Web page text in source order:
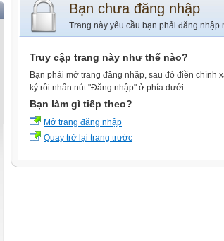
Bạn chưa đăng nhập
Trang này yêu cầu bạn phải đăng nhập
Truy cập trang này như thế nào?
Bạn phải mở trang đăng nhập, sau đó điền chính
ký rồi nhấn nút "Đăng nhập" ở phía dưới.
Bạn làm gì tiếp theo?
Mở trang đăng nhập
Quay trở lại trang trước